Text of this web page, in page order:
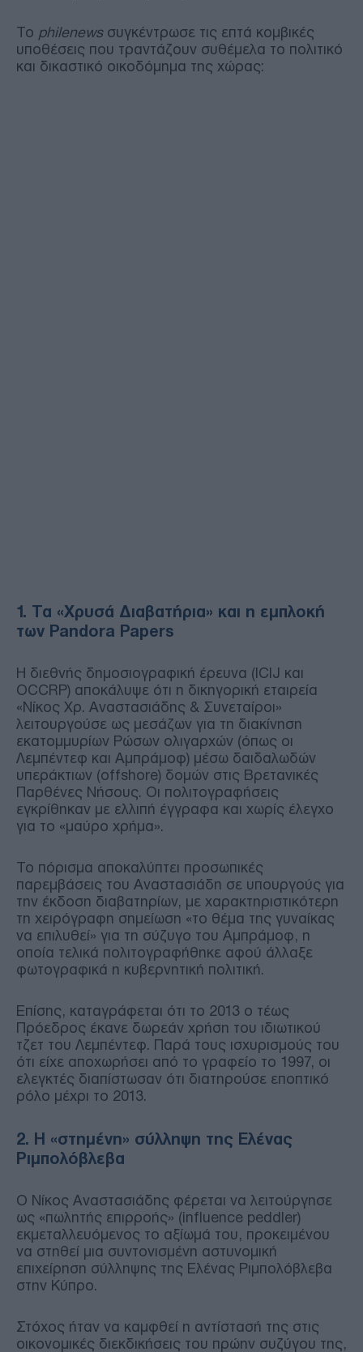
Το philenewsσυγκέντρωσε τις επτά κομβικές
υποθέσεις που τραντάζουν συθέμελα το πολιτικό
και δικαστικό οικοδόμημα της χώρας:
1. Τα «Χρυσά Διαβατήρια» και η εμπλοκή
των Pandora Papers
Η διεθνής δημοσιογραφική έρευνα (ICIJ και
OCCRP) αποκάλυψε ότι η δικηγορική εταιρεία
«Νίκος Χρ. Αναστασιάδης & Συνεταίροι»
λειτουργούσε ως μεσάζων για τη διακίνηση
εκατομμυρίων Ρώσων ολιγαρχών (όπως οι
Λεμπέντεφ και Αμπράμοφ) μέσω δαιδαλωδών
υπεράκτιων (offshore) δομών στις Βρετανικές
Παρθένες Νήσους. Οι πολιτογραφήσεις
εγκρίθηκαν με ελλιπή έγγραφα και χωρίς έλεγχο
για το «μαύρο χρήμα».
Το πόρισμα αποκαλύπτει προσωπικές
παρεμβάσεις του Αναστασιάδη σε υπουργούς για
την έκδοση διαβατηρίων, με χαρακτηριστικότερη
τη χειρόγραφη σημείωση «το θέμα της γυναίκας
να επιλυθεί» για τη σύζυγο του Αμπράμοφ, η
οποία τελικά πολιτογραφήθηκε αφού άλλαξε
φωτογραφικά η κυβερνητική πολιτική.
Επίσης, καταγράφεται ότι το 2013 ο τέως
Πρόεδρος έκανε δωρεάν χρήση του ιδιωτικού
τζετ του Λεμπέντεφ. Παρά τους ισχυρισμούς του
ότι είχε αποχωρήσει από το γραφείο το 1997, οι
ελεγκτές διαπίστωσαν ότι διατηρούσε εποπτικό
ρόλο μέχρι το 2013.
2. Η «στημένη» σύλληψη της Ελένας
Ριμπολόβλεβα
Ο Νίκος Αναστασιάδης φέρεται να λειτούργησε
ως «πωλητής επιρροής» (influence peddler)
εκμεταλλευόμενος το αξίωμά του, προκειμένου
να στηθεί μια συντονισμένη αστυνομική
επιχείρηση σύλληψης της Ελένας Ριμπολόβλεβα
στην Κύπρο.
Στόχος ήταν να καμφθεί η αντίστασή της στις
οικονομικές διεκδικήσεις του πρώην συζύγου της,